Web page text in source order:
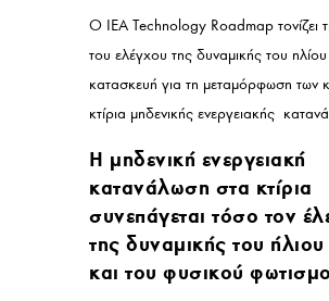
Ο IEA Technology Roadmap τονίζει
του ελέγχου της δυναμικής του
κατασκευή για τη μεταμόρφωση των
κτίρια μηδενικής ενεργειακής
Η μηδενική ενεργειακή
κατανάλωση στα κτίρια
συνεπάγεται τόσο τον
της δυναμικής του
και του φυσικού